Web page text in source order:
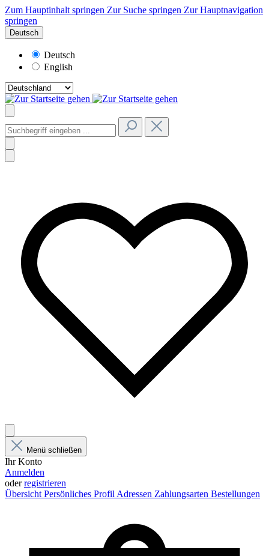
Zum Hauptinhalt springen Zur Suche springen Zur Hauptnavigation
springen
Deutsch
Deutsch
English
Menü schließen
Ihr Konto
Anmelden
oderregistrieren
Übersicht Persönliches Profil Adressen Zahlungsarten Bestellungen